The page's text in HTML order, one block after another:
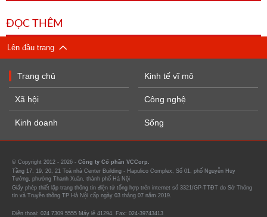
ĐỌC THÊM
Lên đầu trang
Trang chủ
Xã hội
Kinh doanh
Kinh tế vĩ mô
Công nghệ
Sống
© Copyright 2012 - 2026 - Công ty Cổ phần VCCorp.
Tầng 17, 19, 20, 21 Toà nhà Center Building - Hapulico Complex, Số 01, phố Nguyễn Huy
Tưởng, phường Thanh Xuân, thành phố Hà Nội
Giấy phép thiết lập trang thông tin điện tử tổng hợp trên internet số 3321/GP-TTĐT do Sở Thông
tin và Truyền thông TP Hà Nội cấp ngày 03 tháng 07 năm 2019.
Điện thoại: 024 7309 5555 Máy lẻ 41294. Fax: 024-39743413